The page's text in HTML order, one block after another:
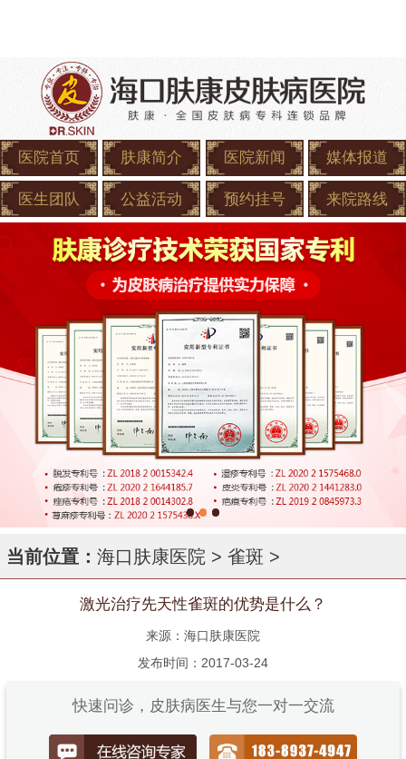
医院首页 肤康简介 医院新闻 媒体报道
医生团队 公益活动 预约挂号 来院路线
当前位置： 海口肤康医院 > 雀斑 >
激光治疗先天性雀斑的优势是什么？
来源：海口肤康医院
发布时间：2017-03-24
快速问诊，皮肤病医生与您一对一交流